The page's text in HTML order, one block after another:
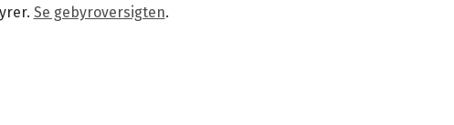
Se gebyroversigten.